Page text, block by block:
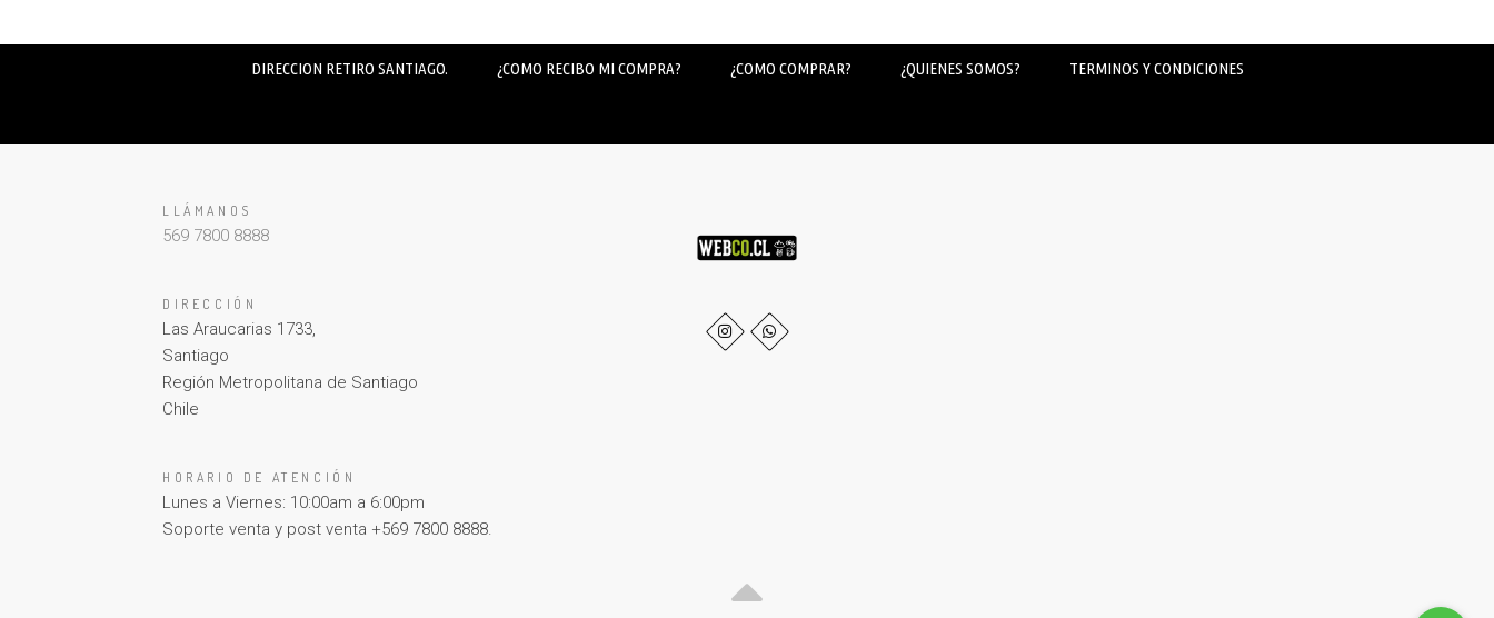
DIRECCION RETIRO SANTIAGO. ¿COMO RECIBO MI COMPRA? ¿COMO COMPRAR? ¿QUIENES SOMOS? TERMINOS Y CONDICIONES
LLÁMANOS
569 7800 8888
DIRECCIÓN
Las Araucarias 1733,
Santiago
Región Metropolitana de Santiago
Chile
HORARIO DE ATENCIÓN
Lunes a Viernes: 10:00am a 6:00pm
Soporte venta y post venta +569 7800 8888.